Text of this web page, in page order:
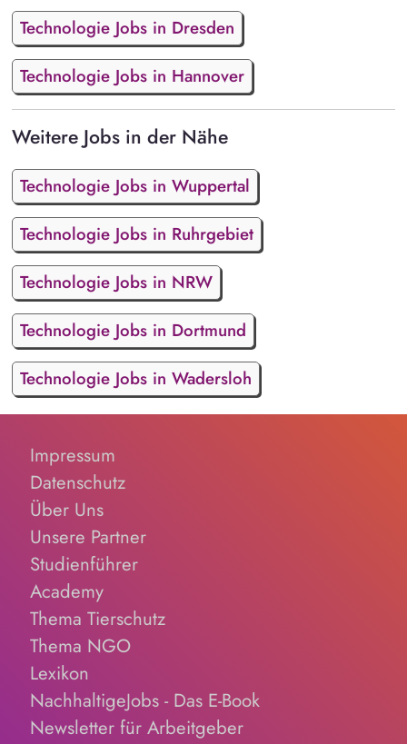
Technologie Jobs in Dresden
Technologie Jobs in Hannover
Weitere Jobs in der Nähe
Technologie Jobs in Wuppertal
Technologie Jobs in Ruhrgebiet
Technologie Jobs in NRW
Technologie Jobs in Dortmund
Technologie Jobs in Wadersloh
Impressum
Datenschutz
Über Uns
Unsere Partner
Studienführer
Academy
Thema Tierschutz
Thema NGO
Lexikon
NachhaltigeJobs - Das E-Book
Newsletter für Arbeitgeber